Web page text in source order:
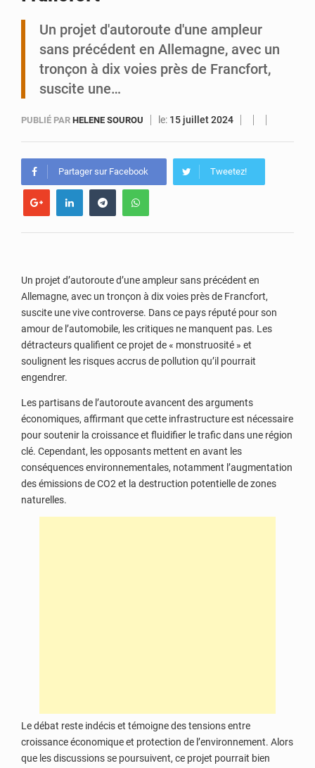
Tibiri : le dialogue, nouveau terrain de jeu pour la paix
Un projet d'autoroute d'une ampleur
sans précédent en Allemagne, avec un
tronçon à dix voies près de Francfort,
suscite une…
PUBLIÉ PAR HELENE SOUROU le: 15 juillet 2024
Partager sur Facebook Tweetez!
Un projet d’autoroute d’une ampleur sans précédent en
Allemagne, avec un tronçon à dix voies près de Francfort,
suscite une vive controverse. Dans ce pays réputé pour son
amour de l’automobile, les critiques ne manquent pas. Les
détracteurs qualifient ce projet de « monstruosité » et
soulignent les risques accrus de pollution qu’il pourrait
engendrer.
Les partisans de l’autoroute avancent des arguments
économiques, affirmant que cette infrastructure est nécessaire
pour soutenir la croissance et fluidifier le trafic dans une région
clé. Cependant, les opposants mettent en avant les
conséquences environnementales, notamment l’augmentation
des émissions de CO2 et la destruction potentielle de zones
naturelles.
Le débat reste indécis et témoigne des tensions entre
croissance économique et protection de l’environnement. Alors
que les discussions se poursuivent, ce projet pourrait bien